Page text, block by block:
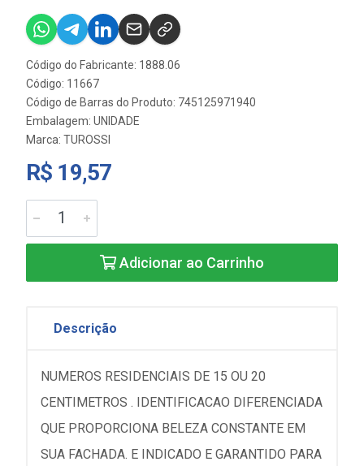
Código do Fabricante: 1888.06
Código: 11667
Código de Barras do Produto: 745125971940
Embalagem: UNIDADE
Marca: TUROSSI
R$ 19,57
Adicionar ao Carrinho
Descrição
NUMEROS RESIDENCIAIS DE 15 OU 20
CENTIMETROS . IDENTIFICACAO DIFERENCIADA
QUE PROPORCIONA BELEZA CONSTANTE EM
SUA FACHADA. E INDICADO E GARANTIDO PARA